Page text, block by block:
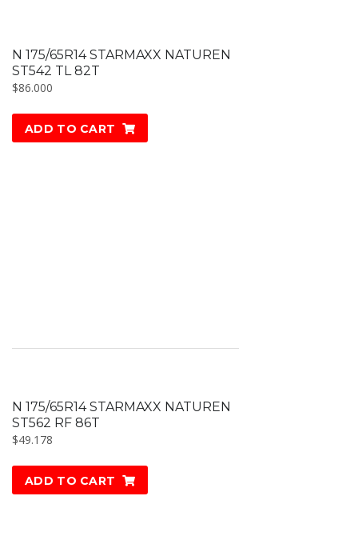
N 175/65R14 STARMAXX NATUREN
ST542 TL 82T
$86.000
ADD TO CART
N 175/65R14 STARMAXX NATUREN
ST562 RF 86T
$49.178
ADD TO CART